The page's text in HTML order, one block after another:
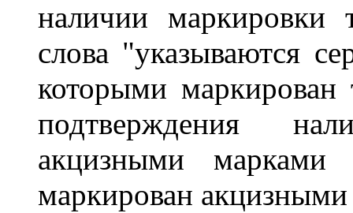
наличии маркировки
слова "указываются
которыми маркирован
подтверждения
акцизными марками
маркирован